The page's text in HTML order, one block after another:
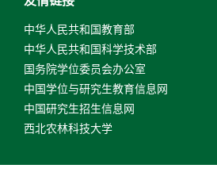
中华人民共和国教育部
中华人民共和国科学技术部
国务院学位委员会办公室
中国学位与研究生教育信息网
中国研究生招生信息网
西北农林科技大学